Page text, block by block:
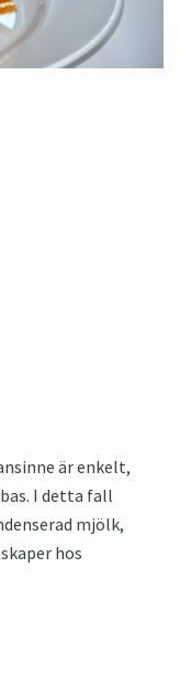
är enkelt,
I detta fall
mjölk,
hos